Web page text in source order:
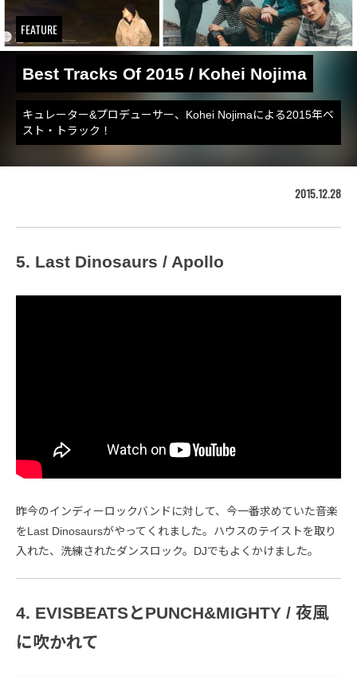
FEATURE
Best Tracks Of 2015 / Kohei Nojima
キュレーター&プロデューサー、Kohei Nojimaによる2015年ベ
スト・トラック！
2015.12.28
5. Last Dinosaurs / Apollo
昨今のインディーロックバンドに対して、今一番求めていた音楽
をLast Dinosaursがやってくれました。ハウスのテイストを取り
入れた、洗練されたダンスロック。DJでもよくかけました。
4. EVISBEATSとPUNCH&MIGHTY / 夜風
に吹かれて